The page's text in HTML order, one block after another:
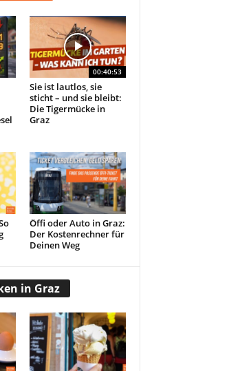
00:40:53
Sie ist lautlos, sie
sticht – und sie bleibt:
Die Tigermücke in
Graz
Öffi oder Auto in Graz:
Der Kostenrechner für
Deinen Weg
in Graz